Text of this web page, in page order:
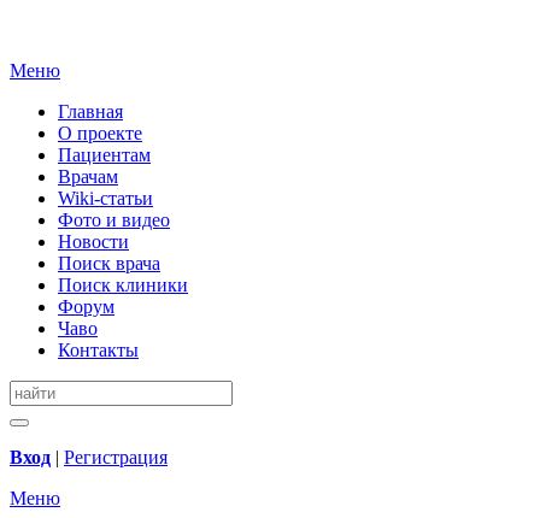
Меню
Главная
О проекте
Пациентам
Врачам
Wiki-статьи
Фото и видео
Новости
Поиск врача
Поиск клиники
Форум
Чаво
Контакты
Вход | Регистрация
Меню